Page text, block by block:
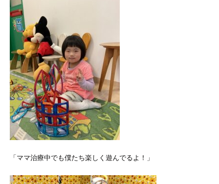
「ママ治療中でも僕たち楽しく遊んでるよ！」